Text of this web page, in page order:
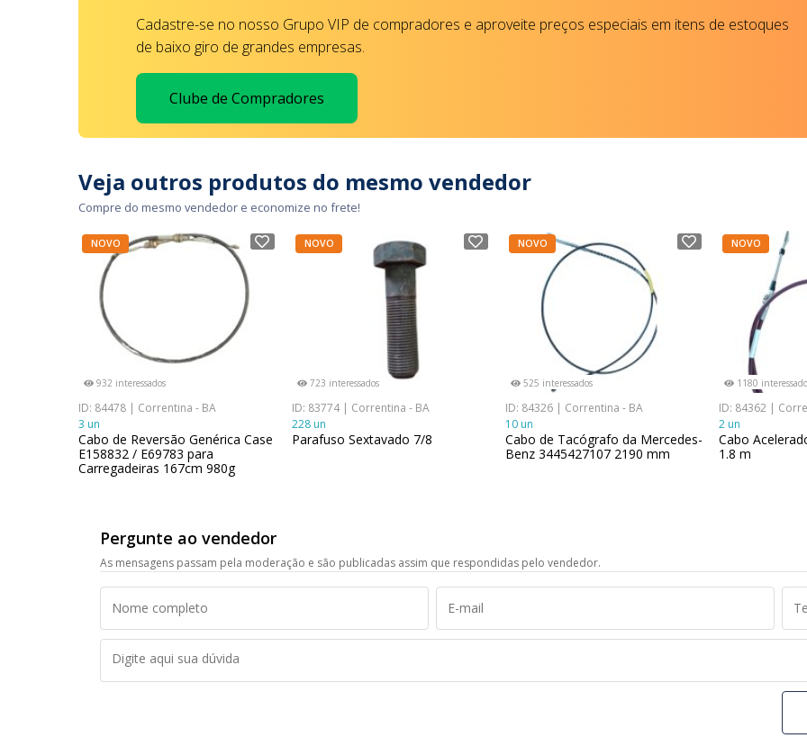
Cadastre-se no nosso Grupo VIP de compradores e aproveite preços especiais em itens de estoques
de baixo giro de grandes empresas.
Clube de Compradores
Veja outros produtos do mesmo vendedor
Compre do mesmo vendedor e economize no frete!
NOVO
932 interessados
ID: 84478 | Correntina - BA
3 un
Cabo de Reversão Genérica Case
E158832 / E69783 para
Carregadeiras 167cm 980g
NOVO
723 interessados
ID: 83774 | Correntina - BA
228 un
Parafuso Sextavado 7/8
NOVO
525 interessados
ID: 84326 | Correntina - BA
10 un
Cabo de Tacógrafo da Mercedes-
Benz 3445427107 2190 mm
NOVO
1180
ID: 84362 |
2 un
Cabo
1.8 m
Pergunte ao vendedor
As mensagens passam pela moderação e são publicadas assim que respondidas pelo vendedor.